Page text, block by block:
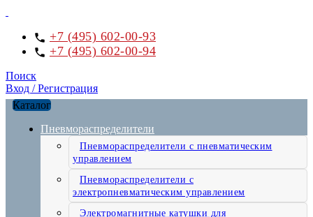
+7 (495) 602-00-93
+7 (495) 602-00-94
Поиск
Вход / Регистрация
Каталог
Пневмораспределители
Пневмораспределители с пневматическим
управлением
Пневмораспределители с
электропневматическим управлением
Электромагнитные катушки для